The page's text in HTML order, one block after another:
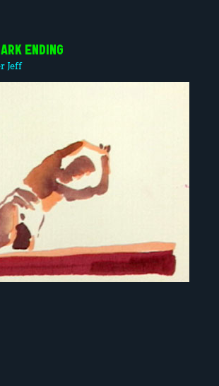
ENDING
Jeff